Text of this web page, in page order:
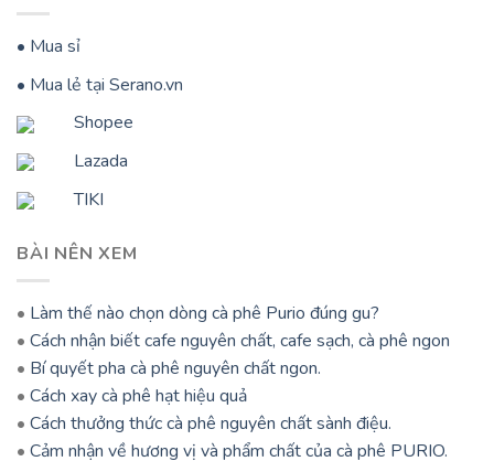
• Mua sỉ
• Mua lẻ tại Serano.vn
Shopee
Lazada
TIKI
BÀI NÊN XEM
• Làm thế nào chọn dòng cà phê Purio đúng gu?
• Cách nhận biết cafe nguyên chất, cafe sạch, cà phê ngon
• Bí quyết pha cà phê nguyên chất ngon.
• Cách xay cà phê hạt hiệu quả
• Cách thưởng thức cà phê nguyên chất sành điệu.
• Cảm nhận về hương vị và phẩm chất của cà phê PURIO.